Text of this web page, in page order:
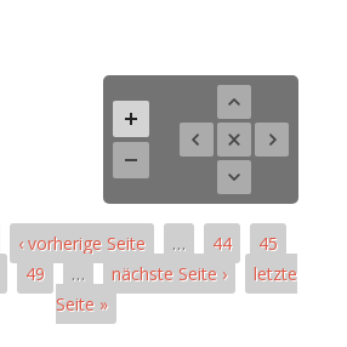
‹ vorherige Seite … 44
45
49 … nächste Seite ›
letzte
Seite »